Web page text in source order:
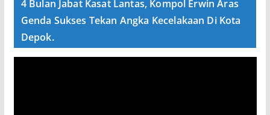
4 Bulan Jabat Kasat Lantas, Kompol Erwin Aras
Genda Sukses Tekan Angka Kecelakaan Di Kota
Depok.